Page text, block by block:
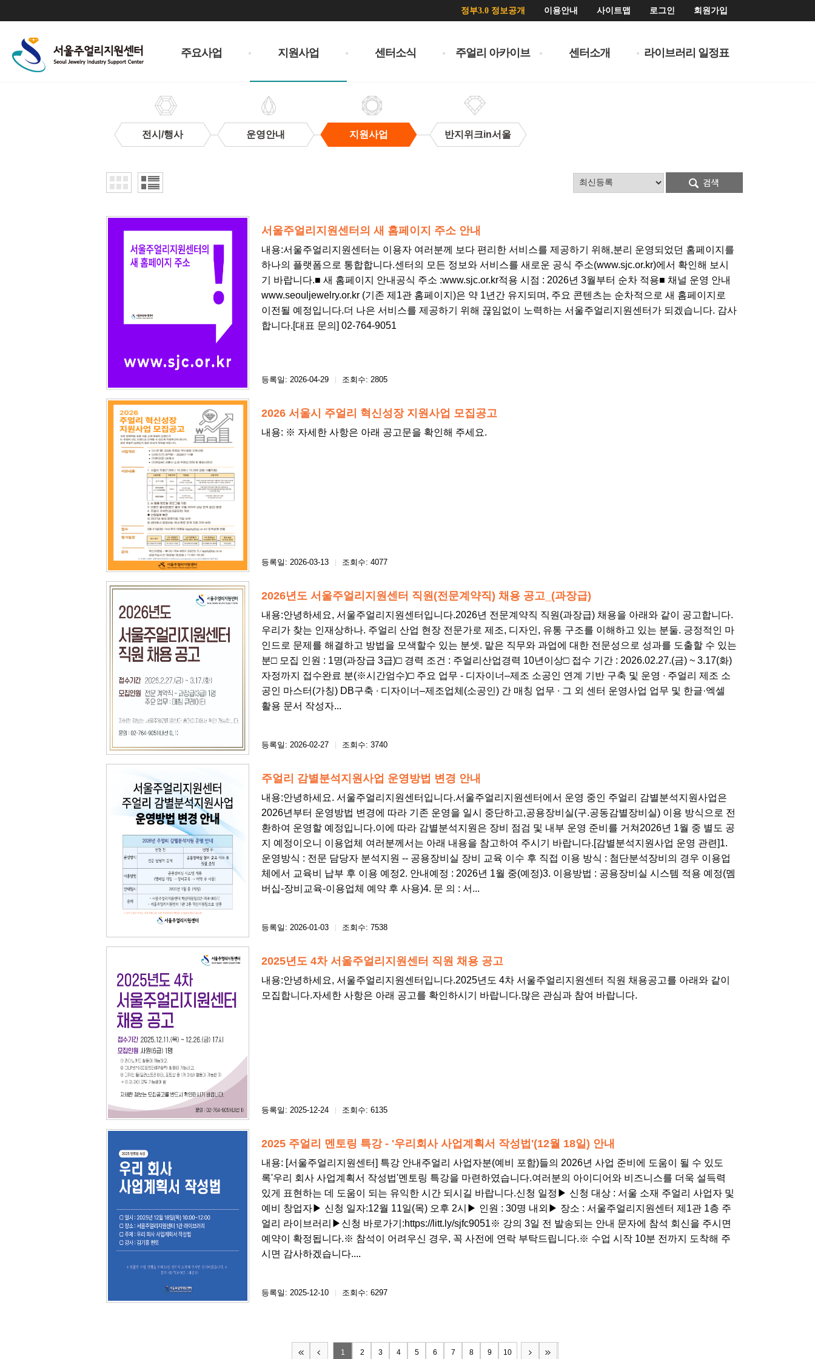
정부3.0 정보공개 이용안내 사이트맵 로그인 회원가입
주요사업 지원사업 센터소식 주얼리 아카이브 센터소개 라이브러리 일정표
전시/행사 운영안내 지원사업 반지위크in서울
사
업
서울주얼리지원센터의 새 홈페이지 주소 안내
내용: ​서울주얼리지원센터는 이용자 여러분께 보다 편리한 서비스를 제공하기 위해,분리 운영되었던 홈페이지를
하나의 플랫폼으로 통합합니다.센터의 모든 정보와 서비스를 새로운 공식 주소(www.sjc.or.kr)에서 확인해 보시
기 바랍니다.■ 새 홈페이지 안내공식 주소 :www.sjc.or.kr적용 시점 : 2026년 3월부터 순차 적용■ 채널 운영 안내
www.seouljewelry.or.kr (기존 제1관 홈페이지)은 약 1년간 유지되며, 주요 콘텐츠는 순차적으로 새 홈페이지로
이전될 예정입니다.더 나은 서비스를 제공하기 위해 끊임없이 노력하는 서울주얼리지원센터가 되겠습니다. 감사
합니다.[대표 문의] 02-764-9051​
등록일: 2026-04-29 조회수: 2805
2026 서울시 주얼리 혁신성장 지원사업 모집공고
내용: ※ 자세한 사항은 아래 공고문을 확인해 주세요.
등록일: 2026-03-13 조회수: 4077
2026년도 서울주얼리지원센터 직원(전문계약직) 채용 공고_(과장급)
내용: ​안녕하세요, 서울주얼리지원센터입니다.2026년 전문계약직 직원(과장급) 채용을 아래와 같이 공고합니다.
우리가 찾는 인재상하나. 주얼리 산업 현장 전문가로 제조, 디자인, 유통 구조를 이해하고 있는 분둘. 긍정적인 마
인드로 문제를 해결하고 방법을 모색할수 있는 분셋. 맡은 직무와 과업에 대한 전문성으로 성과를 도출할 수 있는
분□ 모집 인원 : 1명(과장급 3급)□ 경력 조건 : 주얼리산업경력 10년이상□ 접수 기간 : 2026.02.27.(금) ~ 3.17(화)
자정까지 접수완료 분(※시간엄수)□ 주요 업무 - 디자이너–제조 소공인 연계 기반 구축 및 운영 ∙ 주얼리 제조 소
공인 마스터(가칭) DB구축 ∙ 디자이너–제조업체(소공인) 간 매칭 업무 ∙ 그 외 센터 운영사업 업무 및 한글·엑셀
활용 문서 작성자...
등록일: 2026-02-27 조회수: 3740
주얼리 감별분석지원사업 운영방법 변경 안내
내용: ​안녕하세요. 서울주얼리지원센터입니다.서울주얼리지원센터에서 운영 중인 주얼리 감별분석지원사업은
2026년부터 운영방법 변경에 따라 기존 운영을 일시 중단하고,공용장비실(구.공동감별장비실) 이용 방식으로 전
환하여 운영할 예정입니다.이에 따라 감별분석지원은 장비 점검 및 내부 운영 준비를 거쳐2026년 1월 중 별도 공
지 예정이오니 이용업체 여러분께서는 아래 내용을 참고하여 주시기 바랍니다.[감별분석지원사업 운영 관련]1.
운영방식 : 전문 담당자 분석지원 -- 공용장비실 장비 교육 이수 후 직접 이용 방식 : 첨단분석장비의 경우 이용업
체에서 교육비 납부 후 이용 예정2. 안내예정 : 2026년 1월 중(예정)3. 이용방법 : 공용장비실 시스템 적용 예정(멤
버십-장비교육-이용업체 예약 후 사용)4. 문 의 : 서...
등록일: 2026-01-03 조회수: 7538
2025년도 4차 서울주얼리지원센터 직원 채용 공고
내용: ​안녕하세요, 서울주얼리지원센터입니다.2025년도 4차 서울주얼리지원센터 직원 채용공고를 아래와 같이
모집합니다.자세한 사항은 아래 공고를 확인하시기 바랍니다.많은 관심과 참여 바랍니다.​
등록일: 2025-12-24 조회수: 6135
2025 주얼리 멘토링 특강 - '우리회사 사업계획서 작성법'(12월 18일) 안내
내용: [서울주얼리지원센터] 특강 안내주얼리 사업자분(예비 포함)들의 2026년 사업 준비에 도움이 될 수 있도
록'우리 회사 사업계획서 작성법'멘토링 특강을 마련하였습니다.여러분의 아이디어와 비즈니스를 더욱 설득력
있게 표현하는 데 도움이 되는 유익한 시간 되시길 바랍니다.신청 일정▶ 신청 대상 : 서울 소재 주얼리 사업자 및
예비 창업자▶ 신청 일자:12월 11일(목) 오후 2시▶​ 인원 : 30명 내외▶​ 장소 : 서울주얼리지원센터 제1관 1층 주
얼리 라이브러리▶​신청 바로가기:https://litt.ly/sjfc9051​※ 강의 3일 전 발송되는 안내 문자에 참석 회신을 주시면
예약이 확정됩니다.※ 참석이 어려우신 경우, 꼭 사전에 연락 부탁드립니다.※​ 수업 시작 10분 전까지 도착해 주
시면 감사하겠습니다....
등록일: 2025-12-10 조회수: 6297
1 2 3 4 5 6 7 8 9 10